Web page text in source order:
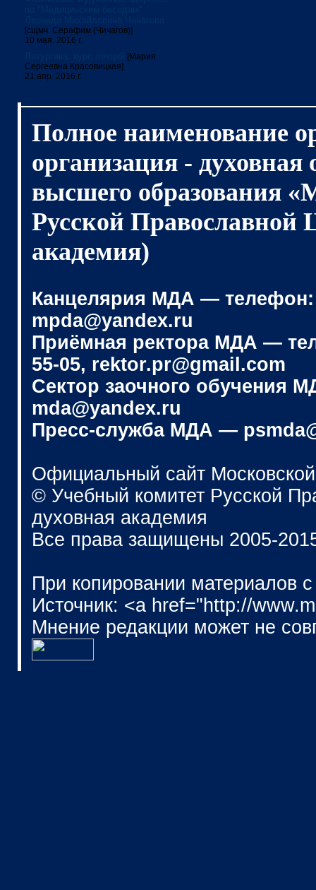
[сщмч. Серафим (Чичагов)]
10 мая. 2016 г.
[Мария
Сергеевна Красовицкая]
21 апр. 2016 г.
Полное наименование
организация - духовная
высшего образования
Русской Православной
академия)
Канцелярия МДА — телефон:
mpda@yandex.ru
Приёмная ректора МДА —
55-05, rektor.pr@gmail.com
Сектор заочного обучения
mda@yandex.ru
Пресс-служба МДА —
Официальный сайт
© Учебный комитет Русской
духовная академия
Все права защищены 2005-
При копировании материалов
Источник: <a href="http://
Мнение редакции может не